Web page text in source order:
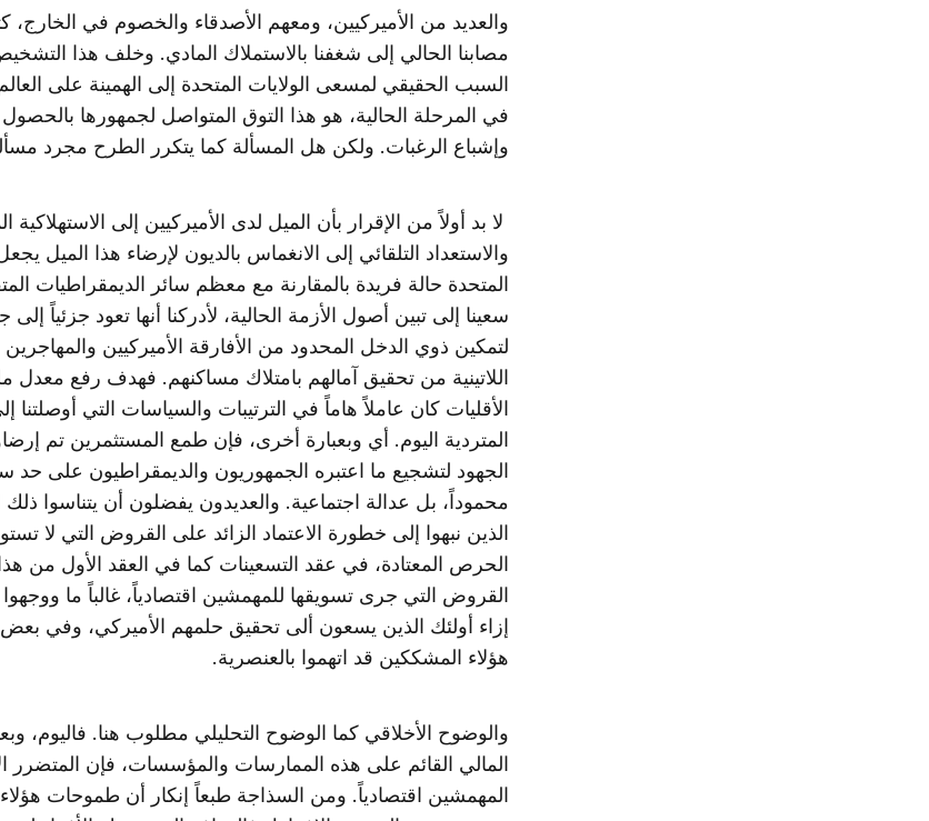
والعديد من الأميركيين، ومعهم الأصدقاء والخصوم في الخارج،
مصابنا الحالي إلى شغفنا بالاستملاك المادي. وخلف هذا
السبب الحقيقي لمسعى الولايات المتحدة إلى الهمينة على
في المرحلة الحالية، هو هذا التوق المتواصل لجمهورها
وإشباع الرغبات. ولكن هل المسألة كما يتكرر الطرح مجرد
لا بد أولاً من الإقرار بأن الميل لدى الأميركيين إلى الاستهلاكية
والاستعداد التلقائي إلى الانغماس بالديون لإرضاء هذا الميل
المتحدة حالة فريدة بالمقارنة مع معظم سائر الديمقراطيات
سعينا إلى تبين أصول الأزمة الحالية، لأدركنا أنها تعود جزئياً
لتمكين ذوي الدخل المحدود من الأفارقة الأميركيين
اللاتينية من تحقيق آمالهم بامتلاك مساكنهم. فهدف رفع معدل
الأقليات كان عاملاً هاماً في الترتيبات والسياسات التي أوصلتنا
المتردية اليوم. أي وبعبارة أخرى، فإن طمع المستثمرين تم
الجهود لتشجيع ما اعتبره الجمهوريون والديمقراطيون على حد
محموداً، بل عدالة اجتماعية. والعديدون يفضلون أن يتناسوا ذلك
الذين نبهوا إلى خطورة الاعتماد الزائد على القروض التي لا
الحرص المعتادة، في عقد التسعينات كما في العقد الأول من
القروض التي جرى تسويقها للمهمشين اقتصادياً، غالباً ما ووجهوا
إزاء أولئك الذين يسعون ألى تحقيق حلمهم الأميركي، وفي بعض
هؤلاء المشككين قد اتهموا بالعنصرية.
والوضوح الأخلاقي كما الوضوح التحليلي مطلوب هنا. فاليوم،
المالي القائم على هذه الممارسات والمؤسسات، فإن
المهمشين اقتصادياً. ومن السذاجة طبعاً إنكار أن طموحات هؤلاء